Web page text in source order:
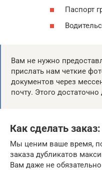
Паспорт
Вам не нужно
прислать нам четкие
документов через
почту. Этого
Как сделать
Мы ценим ваше время,
заказа дубликатов
Вам даже не